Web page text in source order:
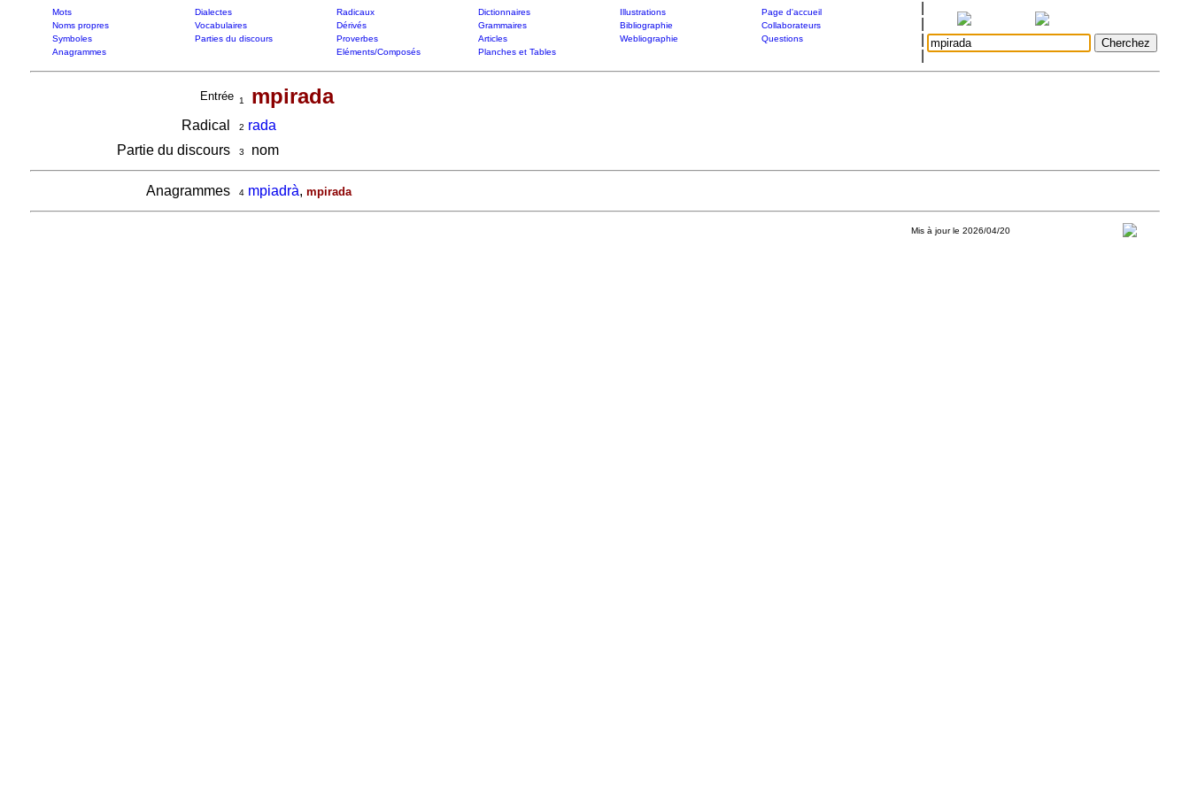
Mots Dialectes Radicaux Dictionnaires Illustrations
Page d'accueil
Noms propres
Vocabulaires Dérivés Grammaires Bibliographie
Collaborateurs
Symboles
Parties du discours Proverbes Articles Webliographie
Questions
Anagrammes
Eléments/Composés Planches et Tables
Entrée 1 mpirada
Radical 2 rada
Partie du discours
3 nom
Anagrammes 4 mpiadrà, mpirada
Mis à jour le 2026/04/20